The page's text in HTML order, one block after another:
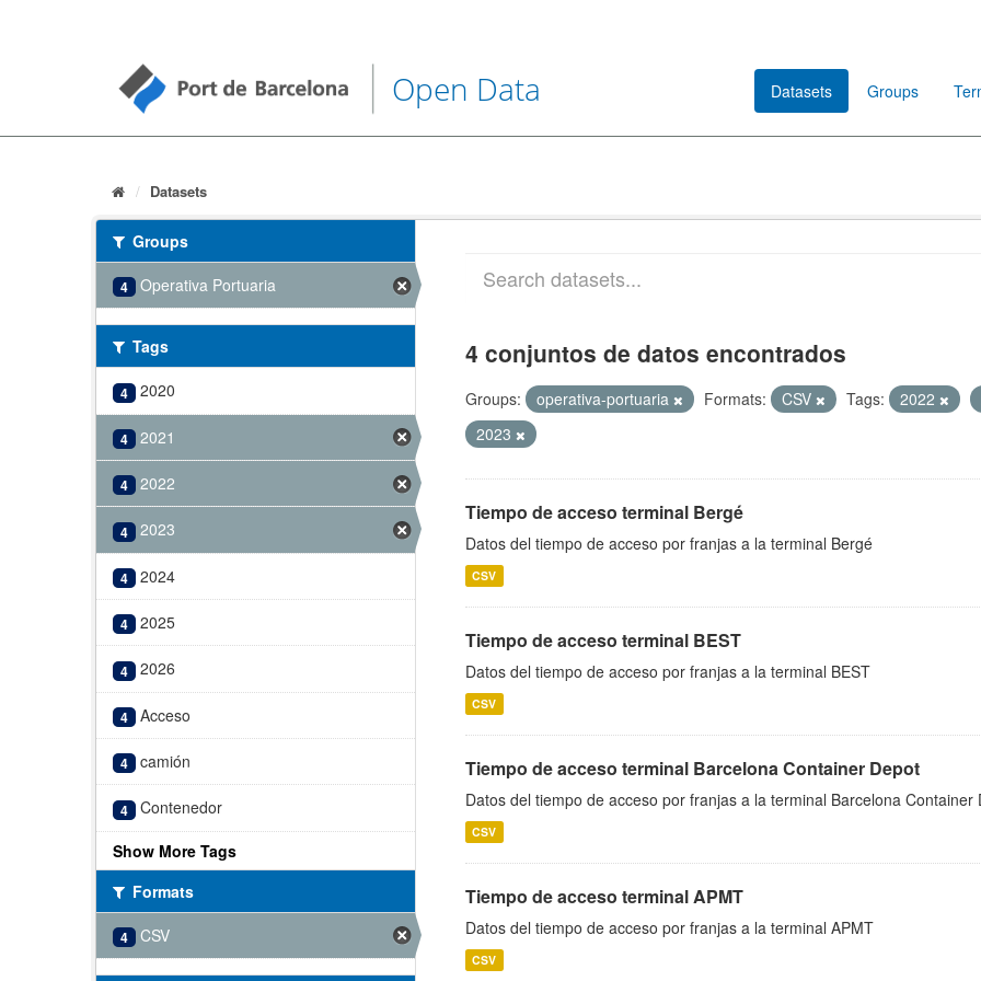
Open Data Datasets Groups
Datasets
Groups
4 Operativa Portuaria
Tags
4 2020
4 2021
4 2022
4 2023
4 2024
4 2025
4 2026
4 Acceso
4 camión
4
Contenedor
Show More Tags
Formats
4 CSV
4 conjuntos de datos encontrados
Groups: operativa-portuaria Formats: CSV Tags: 2022
2023
Tiempo de acceso terminal Bergé
Datos del tiempo de acceso por franjas a la terminal Bergé
CSV
Tiempo de acceso terminal BEST
Datos del tiempo de acceso por franjas a la terminal BEST
CSV
Tiempo de acceso terminal Barcelona Container Depot
Datos del tiempo de acceso por franjas a la terminal Barcelona Container
CSV
Tiempo de acceso terminal APMT
Datos del tiempo de acceso por franjas a la terminal APMT
CSV